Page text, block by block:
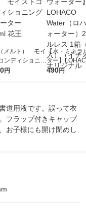
メルト） モイ
ンディショニン
ーター 170ml
円
【水・ミネラ
ター】
r（ロハコウ
490円
道用液です。誤って衣
フラップ付きキャップ
お子様にも開け閉めし